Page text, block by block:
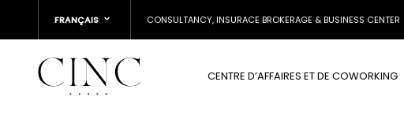
FRANÇAIS CONSULTANCY, INSURACE BROKERAGE & BUSINESS CENTER
CENTRE D’AFFAIRES ET DE COWORKING